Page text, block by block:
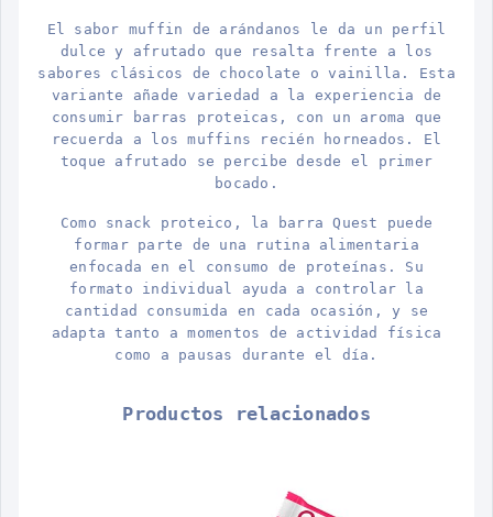
El sabor muffin de arándanos le da un perfil
dulce y afrutado que resalta frente a los
sabores clásicos de chocolate o vainilla. Esta
variante añade variedad a la experiencia de
consumir barras proteicas, con un aroma que
recuerda a los muffins recién horneados. El
toque afrutado se percibe desde el primer
bocado.
Como snack proteico, la barra Quest puede
formar parte de una rutina alimentaria
enfocada en el consumo de proteínas. Su
formato individual ayuda a controlar la
cantidad consumida en cada ocasión, y se
adapta tanto a momentos de actividad física
como a pausas durante el día.
Productos relacionados